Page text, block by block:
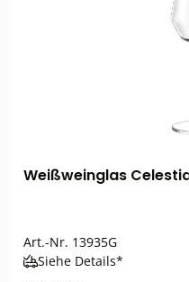
Weißweinglas
Art.-Nr. 13935G
Siehe Details*